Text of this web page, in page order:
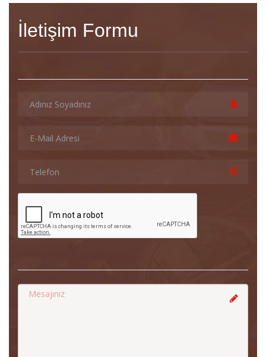
İletişim Formu